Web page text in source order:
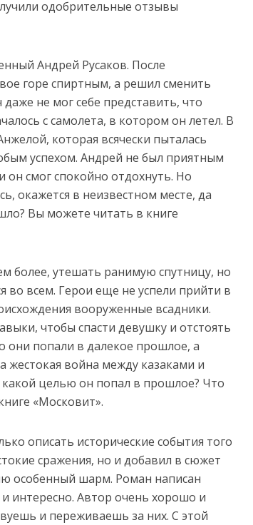
одобрительные отзывы
Андрей Русаков. После
горе спиртным, а решил сменить
не мог себе представить, что
с самолета, в котором он летел. В
которая всячески пыталась
успехом. Андрей не был приятным
он смог спокойно отдохнуть. Но
окажется в неизвестном месте, да
Вы можете читать в книге
более, утешать ранимую спутницу, но
во всем. Герои еще не успели прийти в
вооруженные всадники.
чтобы спасти девушку и отстоять
они попали в далекое прошлое, а
жестокая война между казаками и
целью он попал в прошлое? Что
«Московит».
описать исторические события того
сражения, но и добавил в сюжет
особенный шарм. Роман написан
интересно. Автор очень хорошо и
и переживаешь за них. С этой